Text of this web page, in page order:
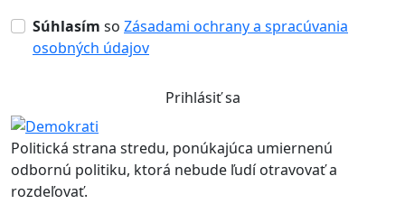
Súhlasím so Zásadami ochrany a spracúvania
osobných údajov
Prihlásiť sa
Politická strana stredu, ponúkajúca umiernenú
odbornú politiku, ktorá nebude ľudí otravovať a
rozdeľovať.